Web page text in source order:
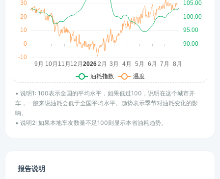
• 说明1: 100表示全国的平均水平，如果低过100，说明在这个城市开
车，一般来说油耗会低于全国平均水平。趋势表示季节对油耗变化的影
响。
• 说明2: 如果本地车友数量不足100则显示本省油耗趋势。
报告说明